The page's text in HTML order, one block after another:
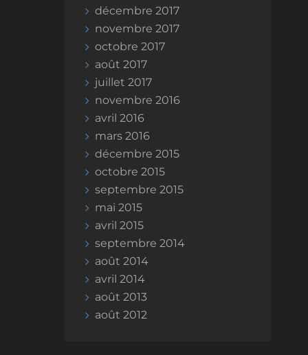
décembre 2017
novembre 2017
octobre 2017
août 2017
juillet 2017
novembre 2016
avril 2016
mars 2016
décembre 2015
octobre 2015
septembre 2015
mai 2015
avril 2015
septembre 2014
août 2014
avril 2014
août 2013
août 2012